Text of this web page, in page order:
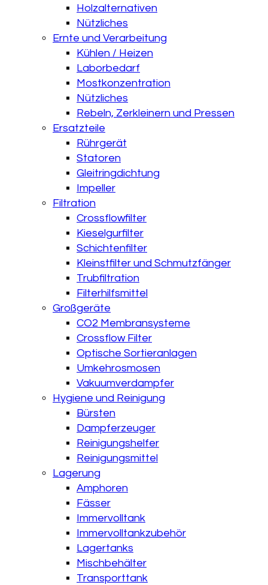
Holzalternativen
Nützliches
Ernte und Verarbeitung
Kühlen / Heizen
Laborbedarf
Mostkonzentration
Nützliches
Rebeln, Zerkleinern und Pressen
Ersatzteile
Rührgerät
Statoren
Gleitringdichtung
Impeller
Filtration
Crossflowfilter
Kieselgurfilter
Schichtenfilter
Kleinstfilter und Schmutzfänger
Trubfiltration
Filterhilfsmittel
Großgeräte
CO2 Membransysteme
Crossflow Filter
Optische Sortieranlagen
Umkehrosmosen
Vakuumverdampfer
Hygiene und Reinigung
Bürsten
Dampferzeuger
Reinigungshelfer
Reinigungsmittel
Lagerung
Amphoren
Fässer
Immervolltank
Immervolltankzubehör
Lagertanks
Mischbehälter
Transporttank